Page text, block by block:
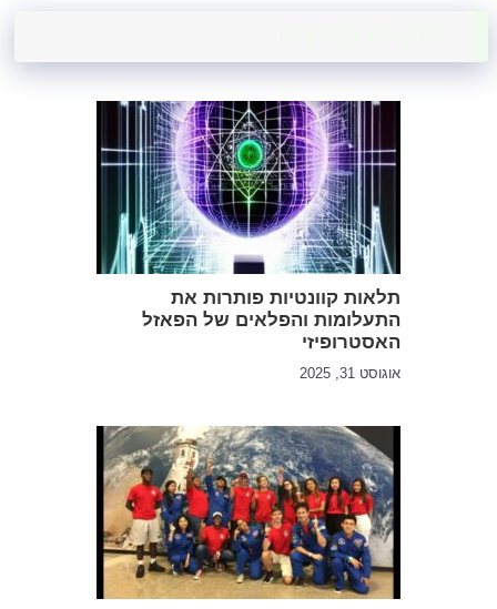
תלאות קוונטיות פותרות את
התעלומות והפלאים של הפאזל
האסטרופיזי
אוגוסט 31, 2025